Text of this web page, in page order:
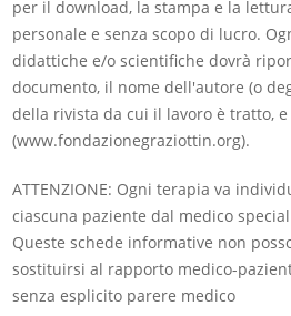
per il download, la stampa e la
personale e senza scopo di lucro.
didattiche e/o scientifiche dovrà
documento, il nome dell'autore (o
della rivista da cui il lavoro è tratto,
(www.fondazionegraziottin.org).
ATTENZIONE: Ogni terapia va
ciascuna paziente dal medico
Queste schede informative non
sostituirsi al rapporto medico-
senza esplicito parere medico